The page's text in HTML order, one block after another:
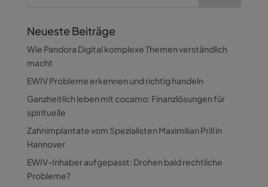
Neueste Beiträge
Wie Pandora Digital komplexe Themen verständlich
macht
EWIV Probleme erkennen und richtig handeln
Ganzheitlich leben mit cocamo: Finanzlösungen für
spirituelle
Zahnimplantate vom Spezialisten Maximilian Prill in
Hannover
EWIV-Inhaber aufgepasst: Drohen bald rechtliche
Probleme?